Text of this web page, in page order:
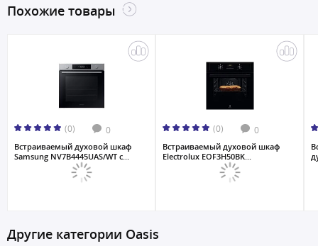
Похожие товары
(0) 0
Встраиваемый духовой шкаф
Samsung NV7B4445UAS/WT с...
(0) 0
Встраиваемый духовой шкаф
Electrolux EOF3H50BK...
Другие категории Oasis